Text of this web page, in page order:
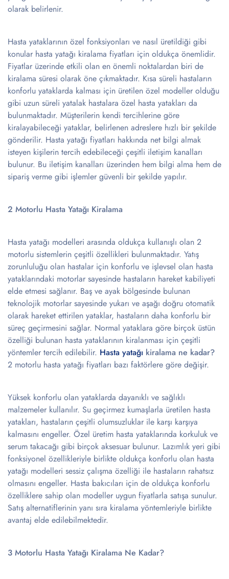
olarak belirlenir.
Hasta yataklarının özel fonksiyonları ve nasıl üretildiği gibi
konular hasta yatağı kiralama fiyatları için oldukça önemlidir.
Fiyatlar üzerinde etkili olan en önemli noktalardan biri de
kiralama süresi olarak öne çıkmaktadır. Kısa süreli hastaların
konforlu yataklarda kalması için üretilen özel modeller olduğu
gibi uzun süreli yatalak hastalara özel hasta yatakları da
bulunmaktadır. Müşterilerin kendi tercihlerine göre
kiralayabileceği yataklar, belirlenen adreslere hızlı bir şekilde
gönderilir. Hasta yatağı fiyatları hakkında net bilgi almak
isteyen kişilerin tercih edebileceği çeşitli iletişim kanalları
bulunur. Bu iletişim kanalları üzerinden hem bilgi alma hem de
sipariş verme gibi işlemler güvenli bir şekilde yapılır.
2 Motorlu Hasta Yatağı Kiralama
Hasta yatağı modelleri arasında oldukça kullanışlı olan 2
motorlu sistemlerin çeşitli özellikleri bulunmaktadır. Yatış
zorunluluğu olan hastalar için konforlu ve işlevsel olan hasta
yataklarındaki motorlar sayesinde hastaların hareket kabiliyeti
elde etmesi sağlanır. Baş ve ayak bölgesinde bulunan
teknolojik motorlar sayesinde yukarı ve aşağı doğru otomatik
olarak hareket ettirilen yataklar, hastaların daha konforlu bir
süreç geçirmesini sağlar. Normal yataklara göre birçok üstün
özelliği bulunan hasta yataklarının kiralanması için çeşitli
yöntemler tercih edilebilir. Hasta yatağı kiralama ne kadar?
2 motorlu hasta yatağı fiyatları bazı faktörlere göre değişir.
Yüksek konforlu olan yataklarda dayanıklı ve sağlıklı
malzemeler kullanılır. Su geçirmez kumaşlarla üretilen hasta
yatakları, hastaların çeşitli olumsuzluklar ile karşı karşıya
kalmasını engeller. Özel üretim hasta yataklarında korkuluk ve
serum takacağı gibi birçok aksesuar bulunur. Lazımlık yeri gibi
fonksiyonel özellikleriyle birlikte oldukça konforlu olan hasta
yatağı modelleri sessiz çalışma özelliği ile hastaların rahatsız
olmasını engeller. Hasta bakıcıları için de oldukça konforlu
özelliklere sahip olan modeller uygun fiyatlarla satışa sunulur.
Satış alternatiflerinin yanı sıra kiralama yöntemleriyle birlikte
avantaj elde edilebilmektedir.
3 Motorlu Hasta Yatağı Kiralama Ne Kadar?